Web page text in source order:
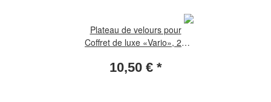
Plateau de velours pour
Coffret de luxe «Vario», 24
mm
10,50 € *